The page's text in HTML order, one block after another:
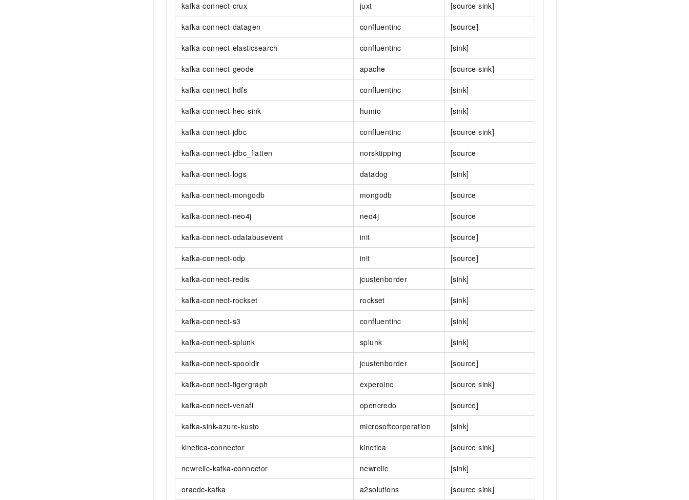
kafka-connect-crux juxt [source sink]
kafka-connect-datagen confluentinc [source]
kafka-connect-elasticsearch confluentinc [sink]
kafka-connect-geode apache [source sink]
kafka-connect-hdfs confluentinc [sink]
kafka-connect-hec-sink humio [sink]
kafka-connect-jdbc confluentinc [source sink]
kafka-connect-jdbc_flatten norsktipping [source
kafka-connect-logs datadog [sink]
kafka-connect-mongodb mongodb [source
kafka-connect-neo4j neo4j [source
kafka-connect-odatabusevent init [source]
kafka-connect-odp init [source]
kafka-connect-redis jcustenborder [sink]
kafka-connect-rockset rockset [sink]
kafka-connect-s3 confluentinc [sink]
kafka-connect-splunk splunk [sink]
kafka-connect-spooldir jcustenborder [source]
kafka-connect-tigergraph experoinc [source sink]
kafka-connect-venafi opencredo [source]
kafka-sink-azure-kusto microsoftcorporation [sink]
kinetica-connector kinetica [source sink]
newrelic-kafka-connector newrelic [sink]
oracdc-kafka a2solutions [source sink]